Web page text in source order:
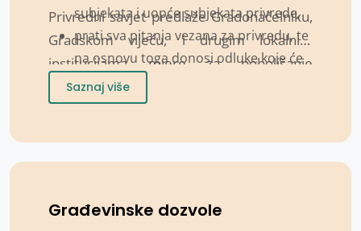
subjekata i uopće subjekata privrede,
prati sva pitanja vezana za privredu, te
na osnovu toga donosi odluke koje će
unaprijediti privredni razvoj i
poboljšati domaća i strana investiciona
Privredni savjet predlaže Gradonačelniku,
Gradskom vijeću, i drugim lokalnim
institucijama mjere za poboljšanje
privrednog ambijenta u Gradu Gradačac,
vrši reviziju strateških dokumenata i
segmentima ekonomskog razvoja i
Saznaj više
Građevinske dozvole